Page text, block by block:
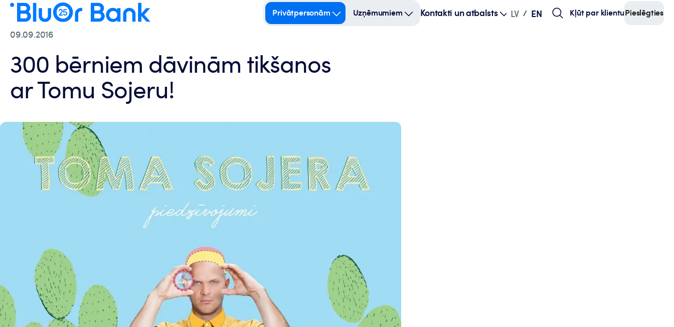
Privātpersonām Uzņēmumiem Kontakti un atbalsts LV / EN Kļūt par klientuPieslēgties
09.09.2016
300 bērniem dāvinām tikšanos
ar Tomu Sojeru!